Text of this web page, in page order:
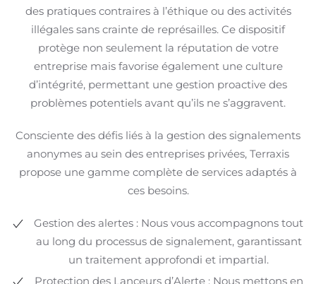
des pratiques contraires à l’éthique ou des activités
illégales sans crainte de représailles. Ce dispositif
protège non seulement la réputation de votre
entreprise mais favorise également une culture
d’intégrité, permettant une gestion proactive des
problèmes potentiels avant qu’ils ne s’aggravent.
Consciente des défis liés à la gestion des signalements
anonymes au sein des entreprises privées, Terraxis
propose une gamme complète de services adaptés à
ces besoins.
Gestion des alertes : Nous vous accompagnons tout
au long du processus de signalement, garantissant
un traitement approfondi et impartial.
Protection des Lanceurs d’Alerte : Nous mettons en